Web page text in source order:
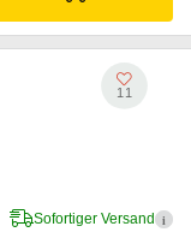
11
Sofortiger Versand i